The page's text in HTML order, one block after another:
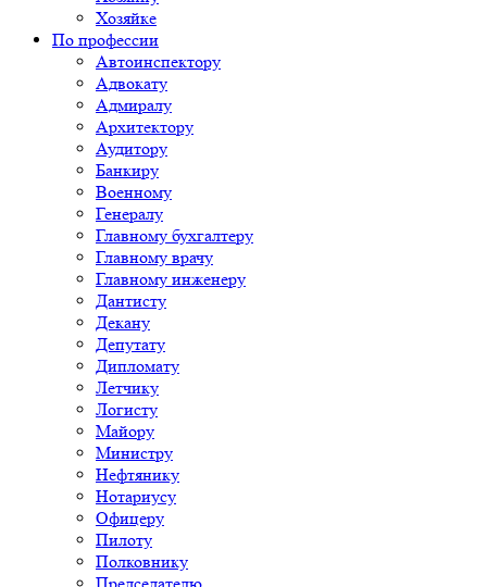
Хозяйке
По профессии
Автоинспектору
Адвокату
Адмиралу
Архитектору
Аудитору
Банкиру
Военному
Генералу
Главному бухгалтеру
Главному врачу
Главному инженеру
Дантисту
Декану
Депутату
Дипломату
Летчику
Логисту
Майору
Министру
Нефтянику
Нотариусу
Офицеру
Пилоту
Полковнику